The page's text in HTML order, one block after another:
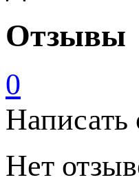
Отзывы
0
Написать
Нет